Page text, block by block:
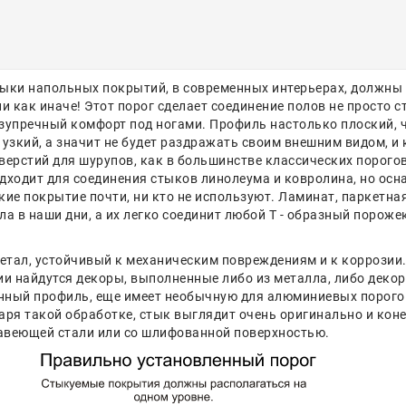
напольных покрытий, в современных интерьерах,
как иначе! Этот порог сделает соединение полов не
комфорт под ногами. Профиль настолько плоский,
узкий, а значит не будет раздражать своим внешним видом,
для шурупов, как в большинстве классических
для соединения стыков линолеума и ковролина, но
покрытие почти, ни кто не используют. Ламинат,
в наши дни, а их легко соединит любой Т - образный
устойчивый к механическим повреждениям и к
декоры, выполненные либо из металла, либо
профиль, еще имеет необычную для алюминиевых
такой обработке, стык выглядит очень оригинально и
стали или со шлифованной поверхностью.